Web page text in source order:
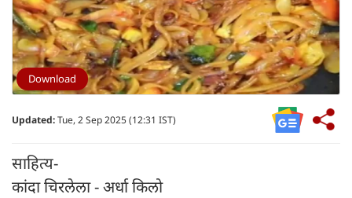
Download
Updated:Tue, 2 Sep 2025 (12:31 IST)
साहित्य-
कांदा चिरलेला - अर्धा किलो